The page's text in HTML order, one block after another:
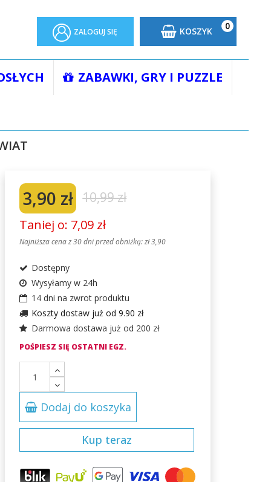
ZALOGUJ SIĘ KOSZYK 0
ZABAWKI, GRY I PUZZLE
3,90 zł 10,99 zł
Taniej o: 7,09 zł
Najniższa cena z 30 dni przed obniżką:zł 3,90
Dostępny
Wysyłamy w 24h
14 dni na zwrot produktu
Koszty dostaw już od 9.90 zł
Darmowa dostawa już od 200 zł
POŚPIESZ SIĘ OSTATNI EGZ.
Dodaj do koszyka
Kup teraz